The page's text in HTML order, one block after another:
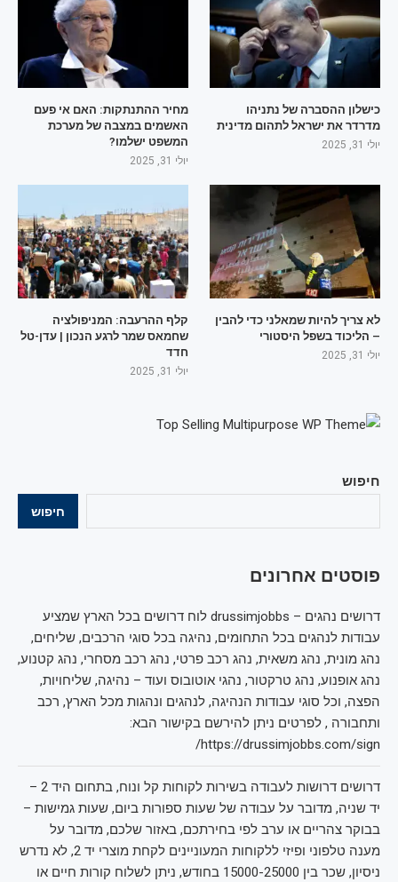
חיפוש
חיפוש
פוסטים אחרונים
דרושים נהגים – drussimjobbs לוח דרושים בכל הארץ שמציע
עבודות לנהגים בכל התחומים, נהיגה בכל סוגי הרכבים, שליחים,
נהג מונית, נהג משאית, נהג רכב פרטי, נהג רכב מסחרי, נהג קטנוע,
נהג אופנוע, נהג טרקטור, נהגי אוטובוס ועוד – נהיגה, שליחויות,
הפצה, וכל סוגי עבודות הנהיגה, לנהגים ונהגות מכל הארץ, רכב
ותחבורה , לפרטים ניתן להירשם בקישור הבא:
https://drussimjobbs.com/sign/
דרושים דרושות לעבודה בשירות לקוחות קל ונוח, בתחום היד 2 –
יד שניה, מדובר על עבודה של שעות ספורות ביום, שעות גמישות –
בבוקר צהריים או ערב לפי בחירתכם, באזור שלכם, מדובר על
מענה טלפוני ופיזי ללקוחות המעוניינים לקחת מוצרי יד 2, לא נדרש
ניסיון, שכר בין 15000-25000 בחודש, ניתן לשלוח קורות חיים או
כישלון ההסברה של נתניהו
מדרדר את ישראל לתהום מדינית
יולי 31, 2025
מחיר ההתנתקות: האם אי פעם
האשמים במצבה של מערכת
המשפט ישלמו?
יולי 31, 2025
לא צריך להיות שמאלני כדי להבין
– הליכוד בשפל היסטורי
יולי 31, 2025
קלף ההרעבה: המניפולציה
שחמאס שמר לרגע הנכון | עדן-טל
חדד
יולי 31, 2025